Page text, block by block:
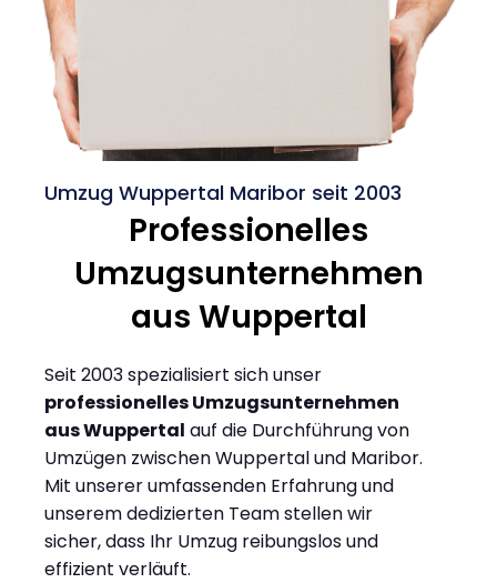
Umzug Wuppertal Maribor seit 2003
Professionelles
Umzugsunternehmen
aus Wuppertal
Seit 2003 spezialisiert sich unser
professionelles Umzugsunternehmen
aus Wuppertal auf die Durchführung von
Umzügen zwischen Wuppertal und Maribor.
Mit unserer umfassenden Erfahrung und
unserem dedizierten Team stellen wir
sicher, dass Ihr Umzug reibungslos und
effizient verläuft.